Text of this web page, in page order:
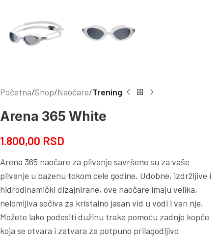
Početna Shop Naočare Trening
Arena 365 White
1.800,00 RSD
Arena 365 naočare za plivanje savršene su za vaše
plivanje u bazenu tokom cele godine. Udobne, izdržljive i
hidrodinamički dizajnirane, ove naočare imaju velika,
nelomljiva sočiva za kristalno jasan vid u vodi i van nje.
Možete lako podesiti dužinu trake pomoću zadnje kopče
koja se otvara i zatvara za potpuno prilagodljivo